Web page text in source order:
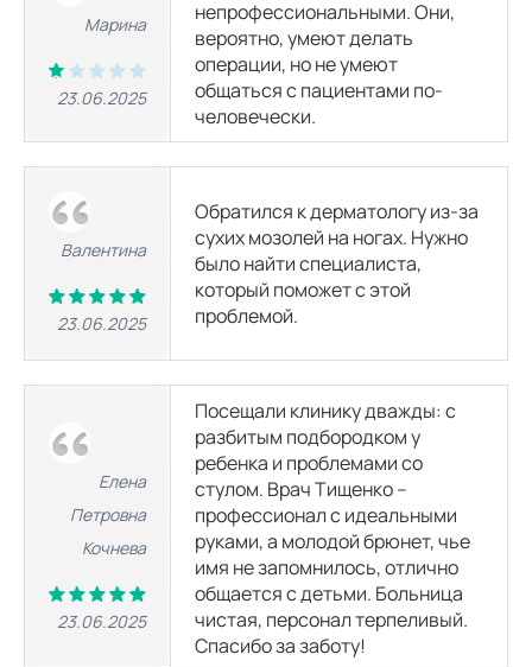
МРТ внутренних органов
4560р.
МР-холангиография (МРТ желчного пузыря и желчных протоков)
МРТ поджелудочной железы
4560р.
9100р.
6060р.
МРТ брюшной полости
5050р.
МРТ забрюшинного пространства
8050
3800 р.
МРТ средостения
5050
МРТ малого таза
Марина
23.06.2025
непрофессиональными. Они,
вероятно, умеют делать
операции, но не умеют
общаться с пациентами по-
человечески.
Валентина
23.06.2025
Обратился к дерматологу из-за
сухих мозолей на ногах. Нужно
было найти специалиста,
который поможет с этой
проблемой.
Елена
Петровна
Кочнева
23.06.2025
Посещали клинику дважды: с
разбитым подбородком у
ребенка и проблемами со
стулом. Врач Тищенко –
профессионал с идеальными
руками, а молодой брюнет, чье
имя не запомнилось, отлично
общается с детьми. Больница
чистая, персонал терпеливый.
Спасибо за заботу!